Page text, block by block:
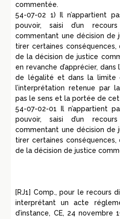
commentée.
54-07-02 1) Il n’appartient
pouvoir, saisi d’un
commentant une décision de
tirer certaines conséquences,
de la décision de justice
en revanche d’apprécier,
de légalité et dans la limite
l’interprétation retenue par
pas le sens et la portée de
54-07-02-01 Il n’appartient
pouvoir, saisi d’un
commentant une décision de
tirer certaines conséquences,
de la décision de justice
[RJ1] Comp., pour le recours
interprétant un acte
d’instance, CE, 24